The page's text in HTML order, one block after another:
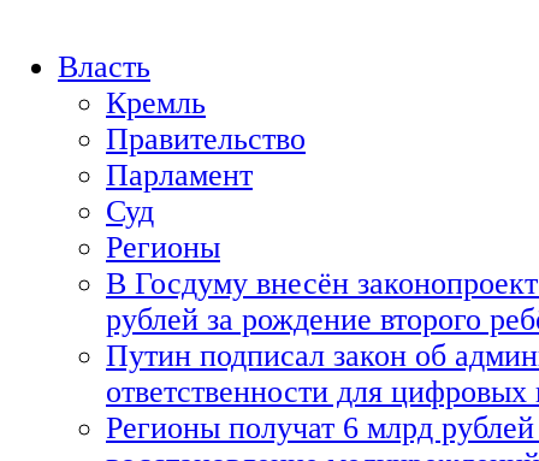
Власть
Кремль
Правительство
Парламент
Суд
Регионы
В Госдуму внесён
рублей за рождение второго
Путин подписал закон об
ответственности для
Регионы получат 6 млрд рублей